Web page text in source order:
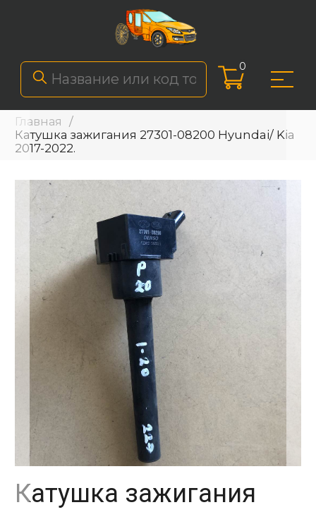
0
Главная
Катушка зажигания 27301-08200 Hyundai/ Kia
2017-2022.
Катушка зажигания